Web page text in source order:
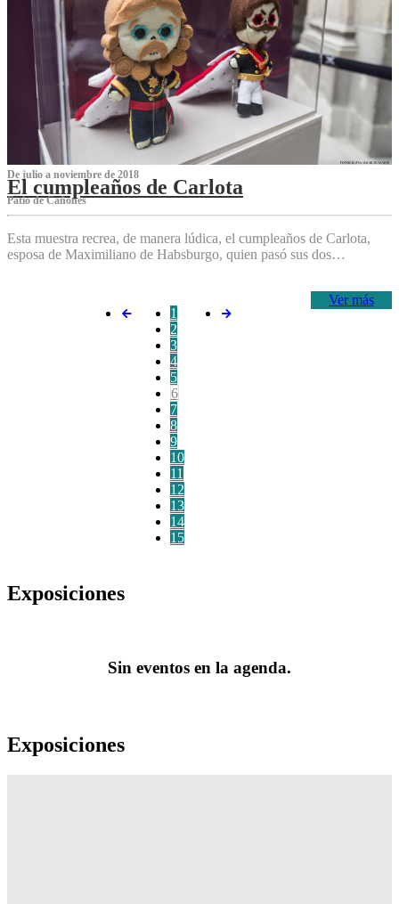
De julio a noviembre de 2018
El cumpleaños de Carlota
Patio de Cañones
Esta muestra recrea, de manera lúdica, el cumpleaños de Carlota,
esposa de Maximiliano de Habsburgo, quien pasó sus dos…
Ver más
1
2
3
4
5
6
7
8
9
10
11
12
13
14
15
Exposiciones
Sin eventos en la agenda.
Exposiciones